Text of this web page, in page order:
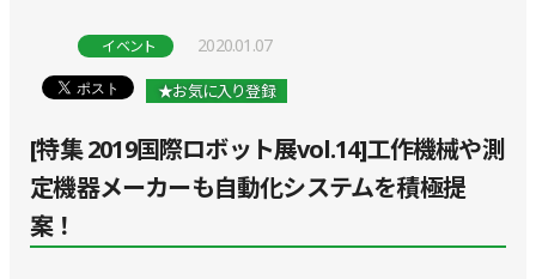
イベント 2020.01.07
★お気に入り登録
[特集 2019国際ロボット展vol.14]工作機械や測
定機器メーカーも自動化システムを積極提
案！